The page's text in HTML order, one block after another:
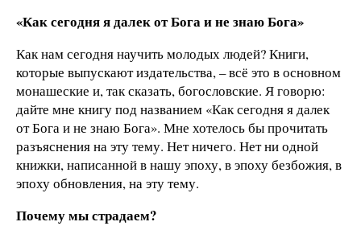
«Как сегодня я далек от Бога и не знаю Бога»
Как нам сегодня научить молодых людей? Книги,
которые выпускают издательства, – всё это в основном
монашеские и, так сказать, богословские. Я говорю:
дайте мне книгу под названием «Как сегодня я далек
от Бога и не знаю Бога». Мне хотелось бы прочитать
разъяснения на эту тему. Нет ничего. Нет ни одной
книжки, написанной в нашу эпоху, в эпоху безбожия, в
эпоху обновления, на эту тему.
Почему мы страдаем?